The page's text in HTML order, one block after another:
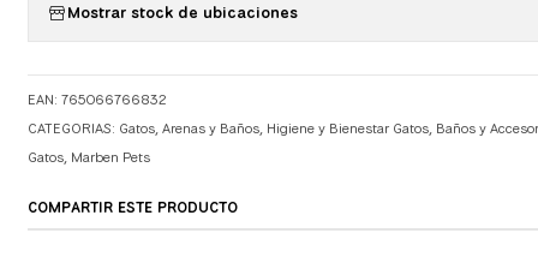
Mostrar stock de ubicaciones
EAN: 765066766832
CATEGORIAS: Gatos,Arenas y Baños, Higiene y Bienestar Gatos, Baños y
Gatos, Marben Pets
COMPARTIR ESTE PRODUCTO